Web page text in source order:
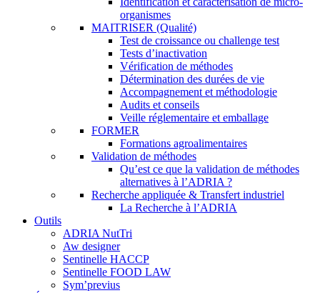
organismes
MAITRISER (Qualité)
Test de croissance ou challenge test
Tests d’inactivation
Vérification de méthodes
Détermination des durées de vie
Accompagnement et méthodologie
Audits et conseils
Veille réglementaire et emballage
FORMER
Formations agroalimentaires
Validation de méthodes
Qu’est ce que la validation de méthodes
alternatives à l’ADRIA ?
Recherche appliquée & Transfert industriel
La Recherche à l’ADRIA
Outils
ADRIA NutTri
Aw designer
Sentinelle HACCP
Sentinelle FOOD LAW
Sym’previus